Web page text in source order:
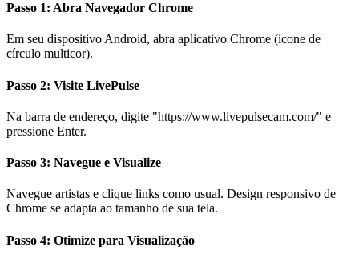
Passo 1: Abra Navegador Chrome
Em seu dispositivo Android, abra aplicativo Chrome (ícone de
círculo multicor).
Passo 2: Visite LivePulse
Na barra de endereço, digite "https://www.livepulsecam.com/" e
pressione Enter.
Passo 3: Navegue e Visualize
Navegue artistas e clique links como usual. Design responsivo de
Chrome se adapta ao tamanho de sua tela.
Passo 4: Otimize para Visualização